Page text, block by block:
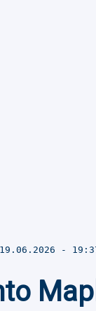
19.06.2026 -